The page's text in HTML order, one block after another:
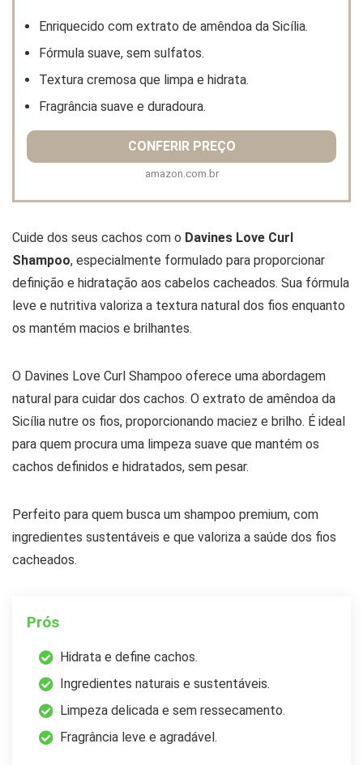
Enriquecido com extrato de amêndoa da Sicília.
Fórmula suave, sem sulfatos.
Textura cremosa que limpa e hidrata.
Fragrância suave e duradoura.
CONFERIR PREÇO
amazon.com.br
Cuide dos seus cachos com o Davines Love Curl
Shampoo, especialmente formulado para proporcionar
definição e hidratação aos cabelos cacheados. Sua fórmula
leve e nutritiva valoriza a textura natural dos fios enquanto
os mantém macios e brilhantes.
O Davines Love Curl Shampoo oferece uma abordagem
natural para cuidar dos cachos. O extrato de amêndoa da
Sicília nutre os fios, proporcionando maciez e brilho. É ideal
para quem procura uma limpeza suave que mantém os
cachos definidos e hidratados, sem pesar.
Perfeito para quem busca um shampoo premium, com
ingredientes sustentáveis e que valoriza a saúde dos fios
cacheados.
Prós
Hidrata e define cachos.
Ingredientes naturais e sustentáveis.
Limpeza delicada e sem ressecamento.
Fragrância leve e agradável.